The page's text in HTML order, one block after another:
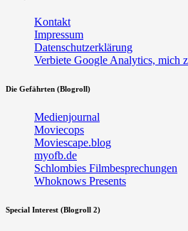
Kontakt
Impressum
Datenschutzerklärung
Verbiete Google Analytics, mich
Die Gefährten (Blogroll)
Medienjournal
Moviecops
Moviescape.blog
myofb.de
Schlombies Filmbesprechungen
Whoknows Presents
Special Interest (Blogroll 2)